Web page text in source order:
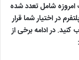
امروزه شامل تعدد شده
در اختیار شما قرار
کنید. در ادامه برخی از